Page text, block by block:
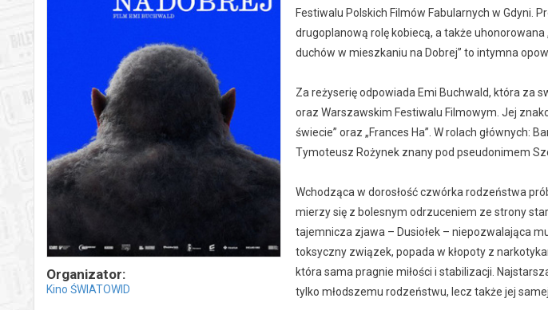
Organizator:
Kino ŚWIATOWID
Festiwalu Polskich Filmów Fabularnych w Gdyni.
drugoplanową rolę kobiecą, a także uhonorowana
duchów w mieszkaniu na Dobrej” to intymna
Za reżyserię odpowiada Emi Buchwald, która za
oraz Warszawskim Festiwalu Filmowym. Jej
świecie” oraz „Frances Ha”. W rolach głównych:
Tymoteusz Rożynek znany pod pseudonimem
Wchodząca w dorosłość czwórka rodzeństwa
mierzy się z bolesnym odrzuceniem ze strony
tajemnicza zjawa – Dusiołek – niepozwalająca
toksyczny związek, popada w kłopoty z
która sama pragnie miłości i stabilizacji.
tylko młodszemu rodzeństwu, lecz także jej samej.